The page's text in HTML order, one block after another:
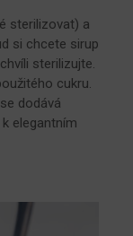
sterilizovat) a
si chcete sirup
sterilizujte.
cukru.
dodává
elegantním